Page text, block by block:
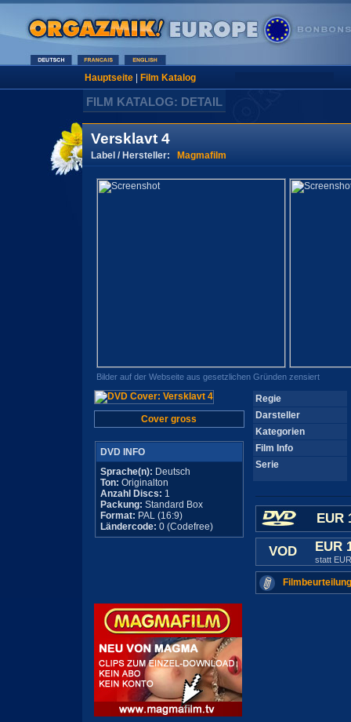
Hauptseite| Film Katalog
FILM KATALOG: DETAIL
Versklavt 4
Label / Hersteller: Magmafilm
Bilder auf der Webseite aus gesetzlichen Gründen zensiert
Cover gross
DVD INFO
Sprache(n): Deutsch
Ton: Originalton
Anzahl Discs: 1
Packung: Standard Box
Format: PAL (16:9)
Ländercode: 0 (Codefree)
Regie
Darsteller
Kategorien
Film Info
Serie
EUR
VOD EUR
statt